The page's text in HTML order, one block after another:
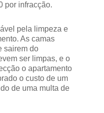
por infracção.
pela limpeza e
As camas
sairem do
ser limpas, e o
o apartamento
o custo de um
de uma multa de